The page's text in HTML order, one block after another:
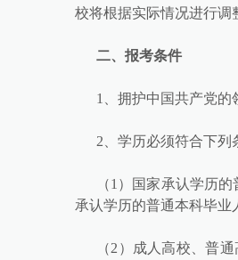
校将根据实际情况进行调
二、报考条件
1、拥护中国共产党的
2、学历必须符合下列
（1）国家承认学历
承认学历的普通本科毕业
（2）成人高校、普